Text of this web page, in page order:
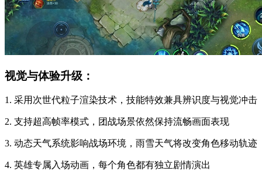
视觉与体验升级：
1. 采用次世代粒子渲染技术，技能特效兼具辨识度与视觉冲击
2. 支持超高帧率模式，团战场景依然保持流畅画面表现
3. 动态天气系统影响战场环境，雨雪天气将改变角色移动轨迹
4. 英雄专属入场动画，每个角色都有独立剧情演出